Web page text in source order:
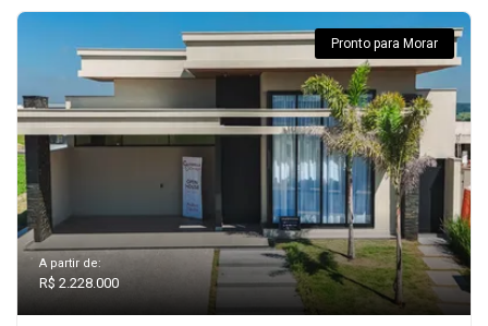
Pronto para Morar
A partir de:
R$ 2.228.000